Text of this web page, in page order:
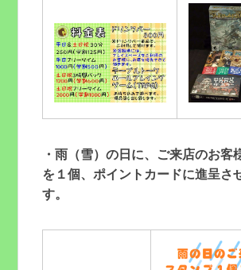
・雨（雪）の日に、ご来店のお客
を１個、ポイントカードに進呈さ
す。